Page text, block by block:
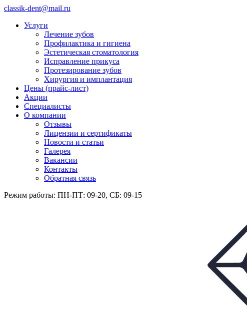
classik-dent@mail.ru
Услуги
Лечение зубов
Профилактика и гигиена
Эстетическая стоматология
Исправление прикуса
Протезирование зубов
Хирургия и имплантация
Цены (прайс-лист)
Акции
Специалисты
О компании
Отзывы
Лицензии и сертификаты
Новости и статьи
Галерея
Вакансии
Контакты
Обратная связь
Режим работы: ПН-ПТ: 09-20, СБ: 09-15